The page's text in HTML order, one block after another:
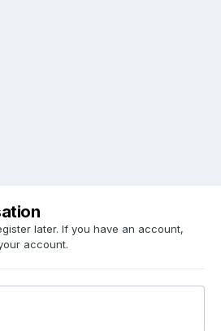
later. If you have an account,
account.